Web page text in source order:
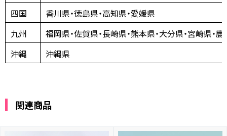
四国
香川県・徳島県・高知県・愛媛県
九州
福岡県・佐賀県・長崎県・熊本県・大分県・宮崎県・
沖縄
沖縄県
関連商品